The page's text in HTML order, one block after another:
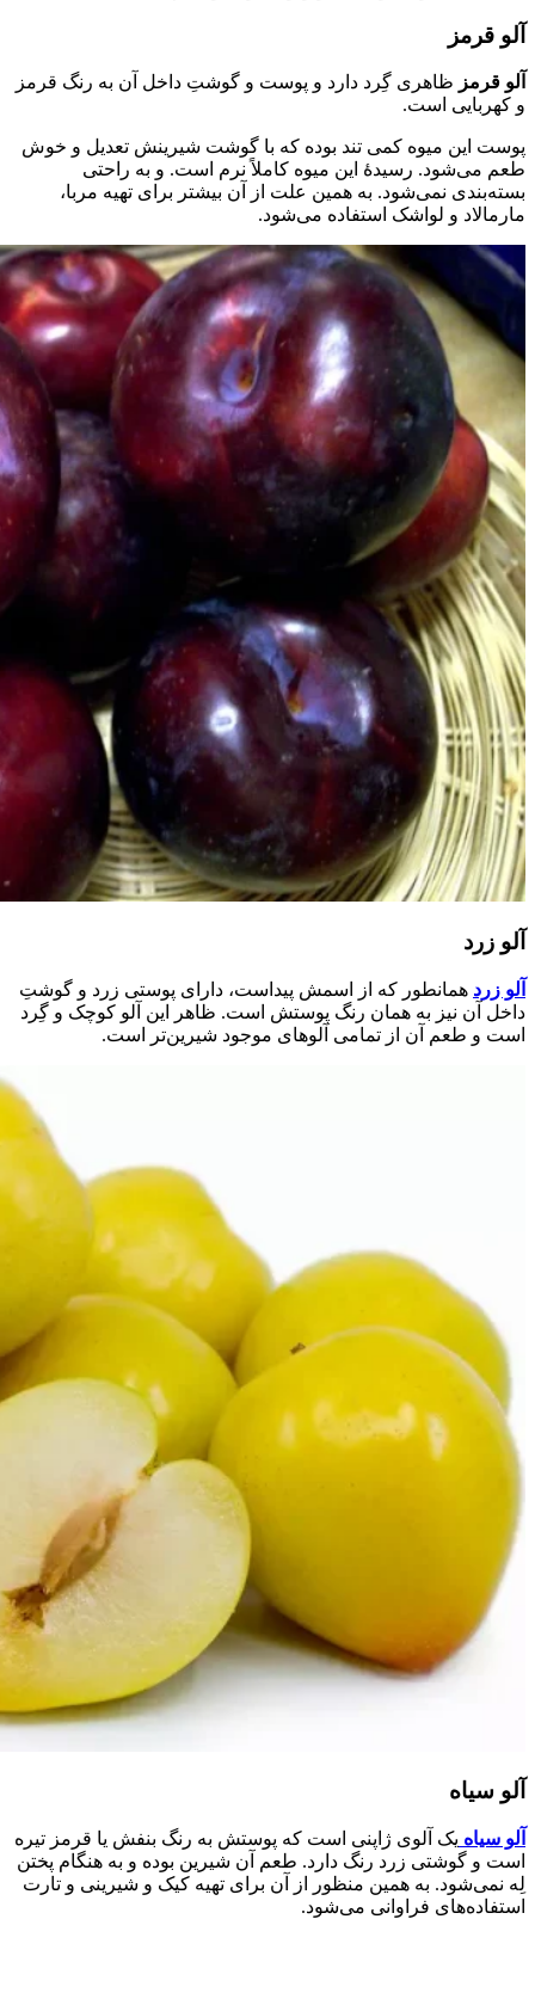
آلو قرمز
آلو قرمز ظاهری گِرد دارد و پوست و گوشتِ داخل آن به رنگ قرمز
و کهربایی است.
پوست این میوه کمی تند بوده که با گوشت شیرینش تعدیل و خوش
طعم می‌شود. رسیدۀ این میوه کاملاً نرم است. و به راحتی
بسته‌بندی نمی‌شود. به همین علت از آن بیشتر برای تهیه مربا،
مارمالاد و لواشک استفاده می‌شود.
آلو زرد​
آلو زرد همانطور که از اسمش پیداست، دارای پوستی زرد و گوشتِ
داخل آن نیز به همان رنگ پوستش است. ظاهر این آلو کوچک و گِرد
است و طعم آن از تمامی آلوهای موجود شیرین‌تر است.
آلو سیاه
آلو سیاه یک آلوی ژاپنی است که پوستش به رنگ بنفش یا قرمز تیره
است و گوشتی زرد رنگ دارد. طعم آن شیرین بوده و به هنگام پختن
لِه نمی‌شود. به همین منظور از آن برای تهیه کیک و شیرینی و تارت
استفاده‌های فراوانی می‌شود.